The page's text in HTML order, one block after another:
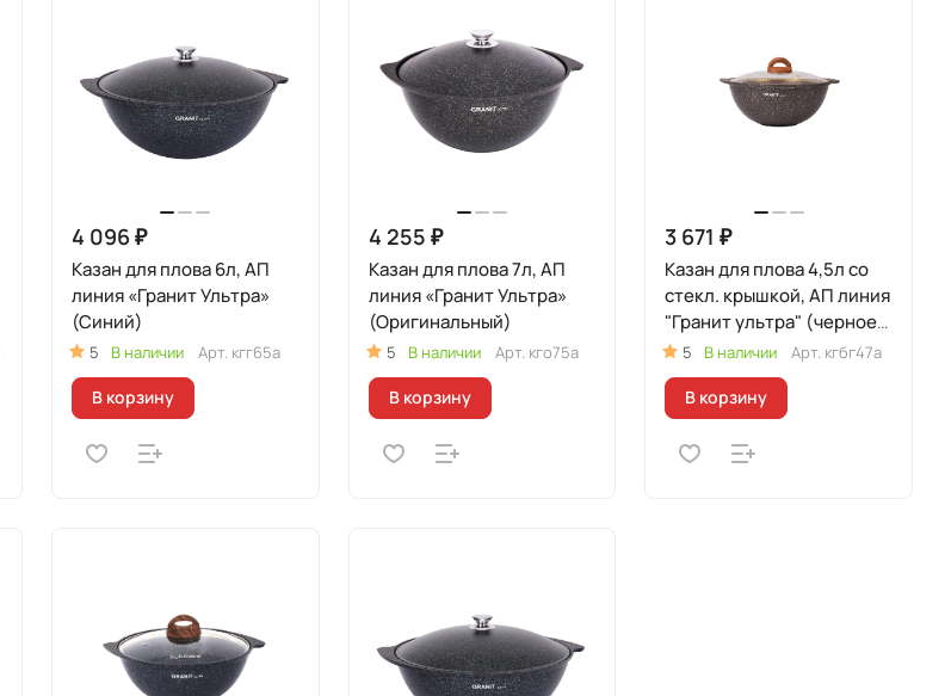
4 096 ₽
Казан для плова 6л, АП
линия «Гранит Ультра»
(Синий)
5 В наличии Арт. кгг65а
В корзину
4 255 ₽
Казан для плова 7л, АП
линия «Гранит Ультра»
(Оригинальный)
5 В наличии Арт. кго75а
В корзину
3 671 ₽
Казан для плова 4,5л со
стекл. крышкой, АП линия
"Гранит ультра" (черное
золото)
5 В наличии Арт. кгбг47а
В корзину